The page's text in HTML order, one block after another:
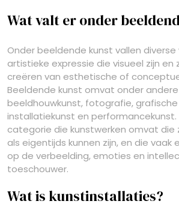
Wat valt er onder
Onder beeldende kunst vallen diverse
artistieke expressie die visueel zijn
creëren van esthetische of
Beeldende kunst omvat onder
beeldhouwkunst, fotografie, grafische
installatiekunst en
categorie die kunstwerken omvat die
als eigentijds kunnen zijn, en die vaak
op de verbeelding, emoties en
toeschouwer.
Wat is kunstinstallaties?